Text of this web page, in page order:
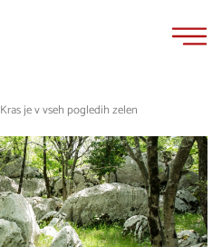
Kras je v vseh pogledih zelen